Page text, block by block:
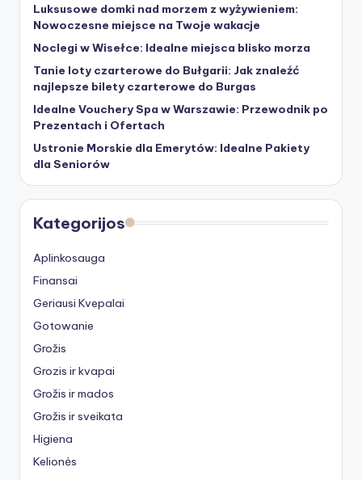
Luksusowe domki nad morzem z wyżywieniem:
Nowoczesne miejsce na Twoje wakacje
Noclegi w Wisełce: Idealne miejsca blisko morza
Tanie loty czarterowe do Bułgarii: Jak znaleźć
najlepsze bilety czarterowe do Burgas
Idealne Vouchery Spa w Warszawie: Przewodnik po
Prezentach i Ofertach
Ustronie Morskie dla Emerytów: Idealne Pakiety
dla Seniorów
Kategorijos
Aplinkosauga
Finansai
Geriausi Kvepalai
Gotowanie
Grožis
Grozis ir kvapai
Grožis ir mados
Grožis ir sveikata
Higiena
Kelionės